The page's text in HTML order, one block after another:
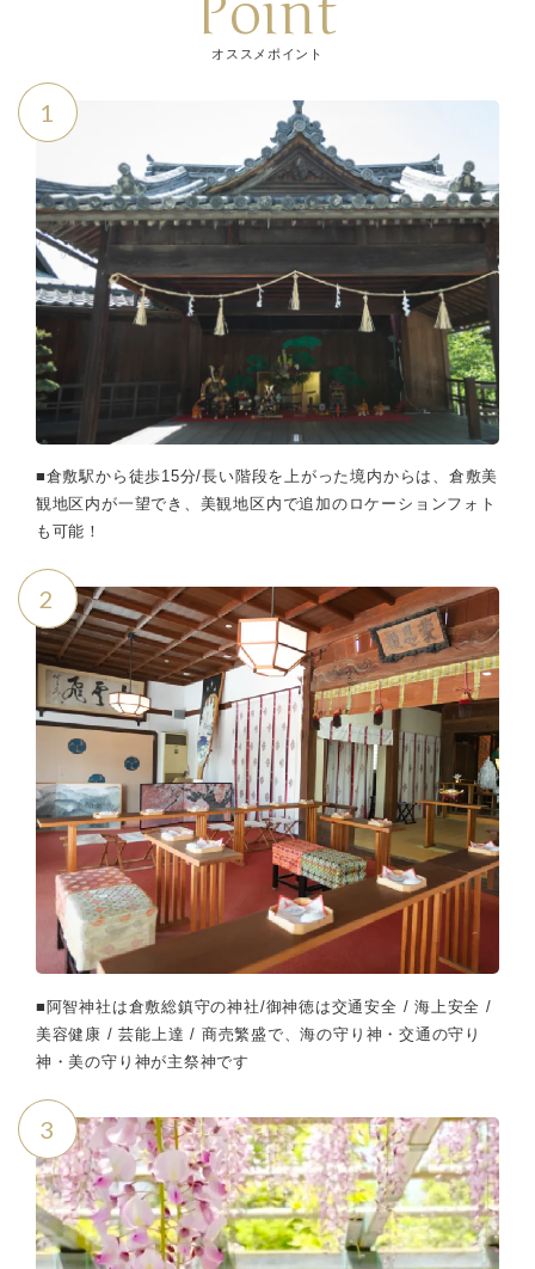
Point
オススメポイント
1
■倉敷駅から徒歩15分/長い階段を上がった境内からは、倉敷美
観地区内が一望でき、美観地区内で追加のロケーションフォト
も可能！
2
■阿智神社は倉敷総鎮守の神社/御神徳は交通安全 / 海上安全 /
美容健康 / 芸能上達 / 商売繁盛で、海の守り神・交通の守り
神・美の守り神が主祭神です
3